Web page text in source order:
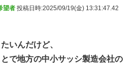
望者 投稿日時:2025/09/19(金) 13:31:47.42
いんだけど、
で地方の中小サッシ製造会社の